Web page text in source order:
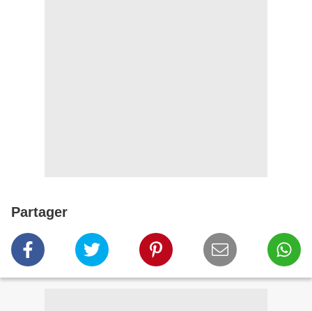
Partager